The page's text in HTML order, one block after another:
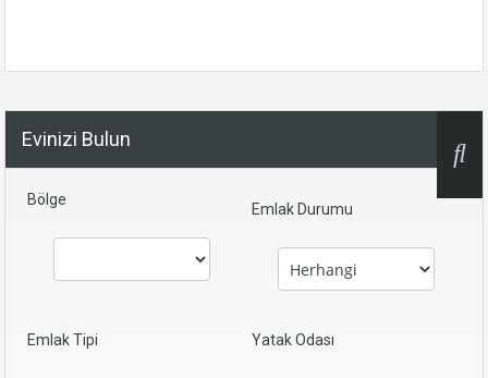
Evinizi Bulun
Bölge
Emlak Durumu
Emlak Tipi Yatak Odası